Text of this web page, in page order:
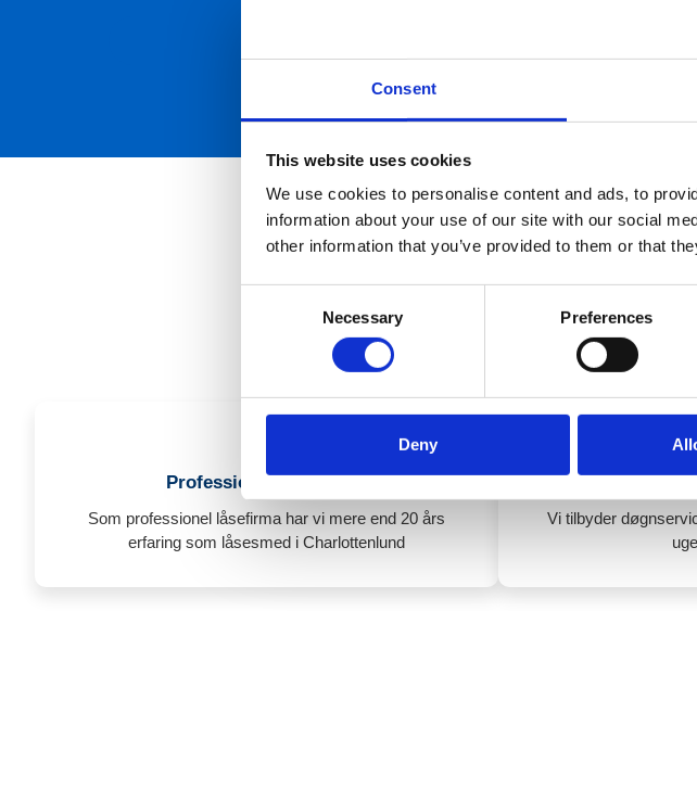
Consent
This website uses cookies
We use cookies to personalise content and ads, to
information about your use of our site with our social
other information that you’ve provided to them or that
Necessary Preferences
Deny
3 gode
Står du over for et problem der kræver en
Hent tilbud
Professionelt låsefirma
Som professionel låsefirma har vi mere end 20 års
erfaring som låsesmed i Charlottenlund
Vi tilbyder